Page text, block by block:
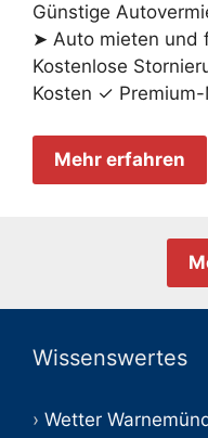
Günstige
➤ Auto mieten und
Kostenlose
Kosten ✓
Mehr erfahren
Wissenswertes
Wetter